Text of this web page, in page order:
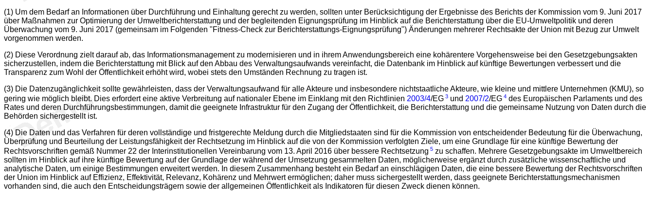
(1) Um dem Bedarf an Informationen über Durchführung und Einhaltung gerecht zu werden, sollten unter Berücksichtigung der Ergebnisse des Berichts der Kommission vom 9. Juni 2017
über Maßnahmen zur Optimierung der Umweltberichterstattung und der begleitenden Eignungsprüfung im Hinblick auf die Berichterstattung über die EU-Umweltpolitik und deren
Überwachung vom 9. Juni 2017 (gemeinsam im Folgenden "Fitness-Check zur Berichterstattungs-Eignungsprüfung") Änderungen mehrerer Rechtsakte der Union mit Bezug zur Umwelt
vorgenommen werden.
(2) Diese Verordnung zielt darauf ab, das Informationsmanagement zu modernisieren und in ihrem Anwendungsbereich eine kohärentere Vorgehensweise bei den Gesetzgebungsakten
sicherzustellen, indem die Berichterstattung mit Blick auf den Abbau des Verwaltungsaufwands vereinfacht, die Datenbank im Hinblick auf künftige Bewertungen verbessert und die
Transparenz zum Wohl der Öffentlichkeit erhöht wird, wobei stets den Umständen Rechnung zu tragen ist.
(3) Die Datenzugänglichkeit sollte gewährleisten, dass der Verwaltungsaufwand für alle Akteure und insbesondere nichtstaatliche Akteure, wie kleine und mittlere Unternehmen (KMU), so
gering wie möglich bleibt. Dies erfordert eine aktive Verbreitung auf nationaler Ebene im Einklang mit den Richtlinien 2003/4/EG 3 und 2007/2/EG 4 des Europäischen Parlaments und des
Rates und deren Durchführungsbestimmungen, damit die geeignete Infrastruktur für den Zugang der Öffentlichkeit, die Berichterstattung und die gemeinsame Nutzung von Daten durch die
Behörden sichergestellt ist.
(4) Die Daten und das Verfahren für deren vollständige und fristgerechte Meldung durch die Mitgliedstaaten sind für die Kommission von entscheidender Bedeutung für die Überwachung,
Überprüfung und Beurteilung der Leistungsfähigkeit der Rechtsetzung im Hinblick auf die von der Kommission verfolgten Ziele, um eine Grundlage für eine künftige Bewertung der
Rechtsvorschriften gemäß Nummer 22 der Interinstitutionellen Vereinbarung vom 13. April 2016 über bessere Rechtsetzung 5 zu schaffen. Mehrere Gesetzgebungsakte im Umweltbereich
sollten im Hinblick auf ihre künftige Bewertung auf der Grundlage der während der Umsetzung gesammelten Daten, möglicherweise ergänzt durch zusätzliche wissenschaftliche und
analytische Daten, um einige Bestimmungen erweitert werden. In diesem Zusammenhang besteht ein Bedarf an einschlägigen Daten, die eine bessere Bewertung der Rechtsvorschriften
der Union im Hinblick auf Effizienz, Effektivität, Relevanz, Kohärenz und Mehrwert ermöglichen; daher muss sichergestellt werden, dass geeignete Berichterstattungsmechanismen
vorhanden sind, die auch den Entscheidungsträgern sowie der allgemeinen Öffentlichkeit als Indikatoren für diesen Zweck dienen können.